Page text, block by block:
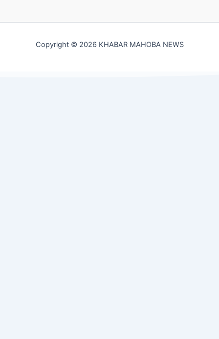
Copyright © 2026 KHABAR MAHOBA NEWS